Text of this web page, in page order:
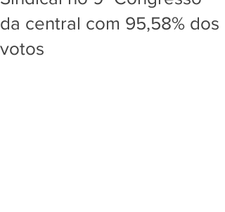
da central com 95,58% dos
votos